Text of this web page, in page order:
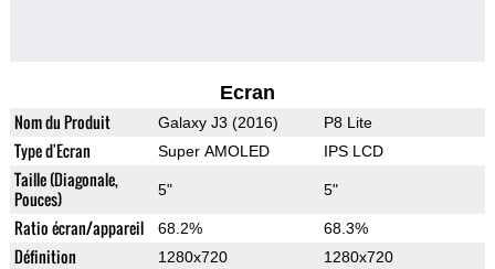
Ecran
Nom du Produit Galaxy J3 (2016) P8 Lite
Type d'Ecran Super AMOLED IPS LCD
Taille (Diagonale,
Pouces)
5" 5"
Ratio écran/appareil 68.2% 68.3%
Définition 1280x720 1280x720